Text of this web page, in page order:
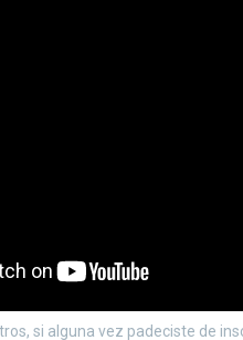
si alguna vez padeciste de